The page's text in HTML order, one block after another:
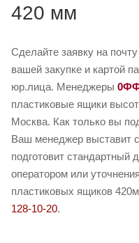
420 мм
Сделайте заявку на почту
вашей закупке и картой
юр.лица. Менеджеры
пластиковые ящики
Москва. Как только вы
Ваш менеджер выставит
подготовит стандартный
оператором или
пластиковых ящиков
128-10-20.